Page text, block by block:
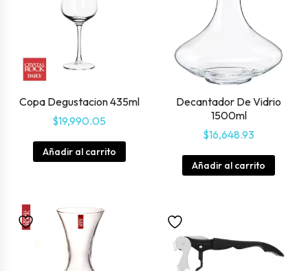
Copa Degustacion 435ml
$19,990.05
Añadir al carrito
Decantador De Vidrio
1500ml
$16,648.93
Añadir al carrito